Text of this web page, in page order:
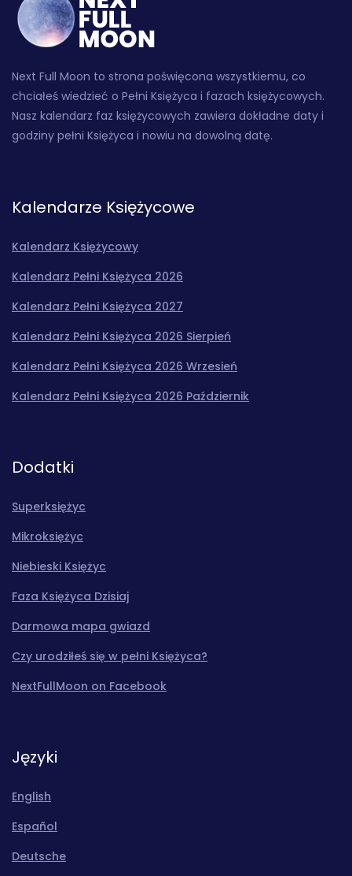
Next Full Moon to strona poświęcona wszystkiemu, co
chciałeś wiedzieć o Pełni Księżyca i fazach księżycowych.
Nasz kalendarz faz księżycowych zawiera dokładne daty i
godziny pełni Księżyca i nowiu na dowolną datę.
Kalendarze Księżycowe
Kalendarz Księżycowy
Kalendarz Pełni Księżyca 2026
Kalendarz Pełni Księżyca 2027
Kalendarz Pełni Księżyca 2026 Sierpień
Kalendarz Pełni Księżyca 2026 Wrzesień
Kalendarz Pełni Księżyca 2026 Październik
Dodatki
Superksiężyc
Mikroksiężyc
Niebieski Księżyc
Faza Księżyca Dzisiaj
Darmowa mapa gwiazd
Czy urodziłeś się w pełni Księżyca?
NextFullMoon on Facebook
Języki
English
Español
Deutsche